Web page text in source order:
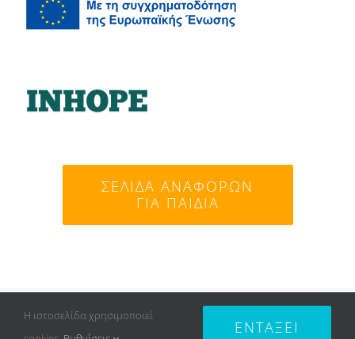
ΣΕΛΊΔΑ ΑΝΑΦΟΡΏΝ
ΓΙΑ ΠΑΙΔΙΆ
© Copyright 2007 -
Η ιστοσελίδα χρησιμοποιεί
ΕΝΤΆΞΕΙ